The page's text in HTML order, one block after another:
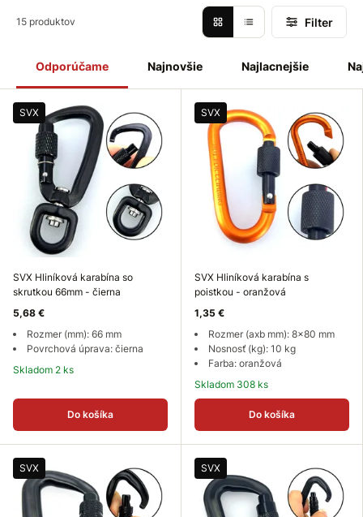
Klasická hliníková karabína s poistkouje univerzálna
karabína s mnohostranným využitím, ktorá je vyrobená z
karabínaje skvelá pre
každodenný život, domáce aktivity, kempovanie, rybolov,
turistiku, ale aj vám poslúži ako kľúčenka. Vďaka poistky
predídeme nechcenému otvoreniukarabíny.
Odporúčame Najnovšie Najlacnejšie
15 produktov Filter
SVX
SVX Hliníková karabína so
skrutkou 66mm - čierna
5,68 €
Rozmer (mm): 66 mm
Povrchová úprava: čierna
Skladom 2 ks
Do košíka
SVX
SVX Hliníková karabína s
poistkou - oranžová
1,35 €
Rozmer (axb mm): 8x80 mm
Nosnosť (kg): 10 kg
Farba: oranžová
Skladom 308 ks
Do košíka
SVX SVX